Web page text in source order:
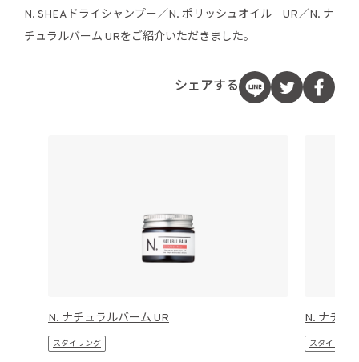
N. SHEAドライシャンプー／N. ポリッシュオイル UR／N. ナ
チュラルバーム URをご紹介いただきました。
シェアする
N. ナチュラルバーム UR
スタイリング
N. ナチュ
スタイリング